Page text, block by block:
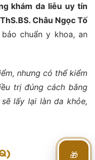
khám da liễu uy tín
ThS.BS. Châu Ngọc Tố
chuẩn y khoa, an
nhưng có thể kiểm
trị đúng cách bằng
lấy lại làn da khỏe,
🎁